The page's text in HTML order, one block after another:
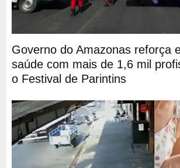
Governo do Amazonas reforça
saúde com mais de 1,6 mil
o Festival de Parintins